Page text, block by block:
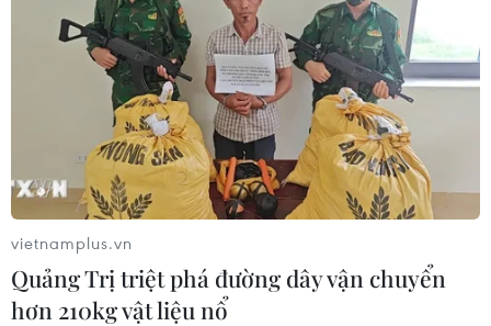
vietnamplus.vn
Quảng Trị triệt phá đường dây vận chuyển
hơn 210kg vật liệu nổ